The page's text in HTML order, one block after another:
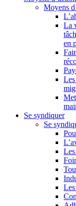
Moyens
La
en
Se syndiquer
Se